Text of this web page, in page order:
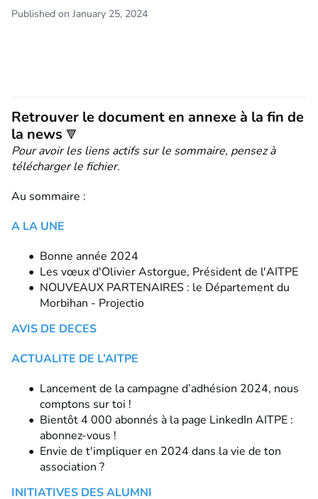
Published on January 25, 2024
Retrouver le document en annexe à la fin de
la news 🔻
Pour avoir les liens actifs sur le sommaire, pensez à
télécharger le fichier.
Au sommaire :
A LA UNE
Bonne année 2024
Les vœux d'Olivier Astorgue, Président de l'AITPE
NOUVEAUX PARTENAIRES : le Département du
Morbihan - Projectio
AVIS DE DECES
ACTUALITE DE L’AITPE
Lancement de la campagne d’adhésion 2024, nous
comptons sur toi !
Bientôt 4 000 abonnés à la page LinkedIn AITPE :
abonnez-vous !
Envie de t'impliquer en 2024 dans la vie de ton
association ?
INITIATIVES DES ALUMNI